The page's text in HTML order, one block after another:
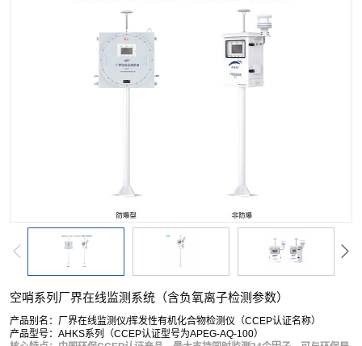
空哨系列厂界在线监测系统（含负氧离子检测参数）
产品别名：厂界在线监测仪/挥发性有机化合物检测仪（CCEP认证名称）
产品型号：AHKS系列（CCEP认证型号为APEG-AQ-100）